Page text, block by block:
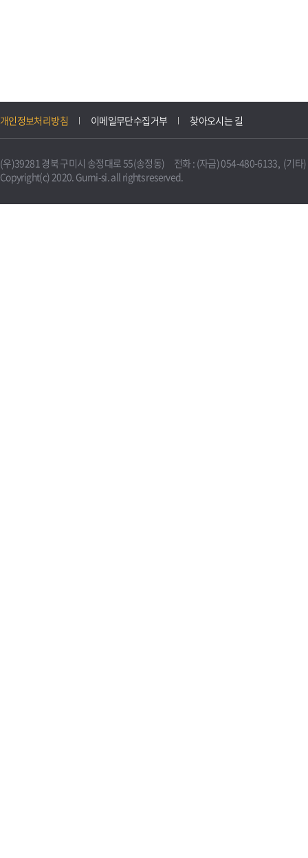
개인정보처리방침 이메일무단수집거부 찾아오시는 길
(우)39281 경북 구미시 송정대로 55(송정동) 전화 : (자금) 054-480-6133, (기타
Copyright(c) 2020. Gumi-si. all rights reserved.